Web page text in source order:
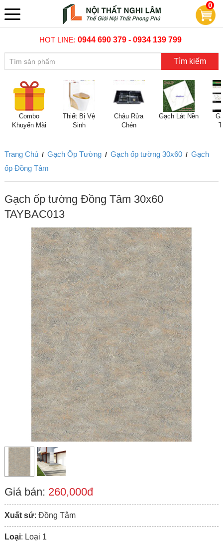
0
HOT LINE:0944 690 379 - 0934 139 799
Tìm kiếm
Combo
Khuyến Mãi
Thiết Bị Vệ
Sinh
Chậu Rửa
Chén
Gạch Lát Nền
Trang Chủ / Gạch Ốp Tường / Gạch ốp tường 30x60 / Gạch
ốp Đồng Tâm
Gạch ốp tường Đồng Tâm 30x60
TAYBAC013
Giá bán: 260,000đ
Xuất sứ: Đồng Tâm
Loại: Loại 1